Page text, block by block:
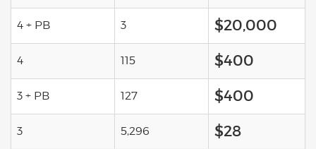
4 + PB 3 $20,000
4 115 $400
3 + PB 127 $400
3 5,296 $28